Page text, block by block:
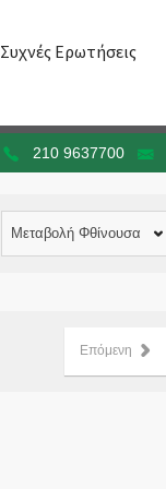
Συχνές Ερωτήσεις
210 9637700
Μεταβολή Φθίνουσα
Επόμενη